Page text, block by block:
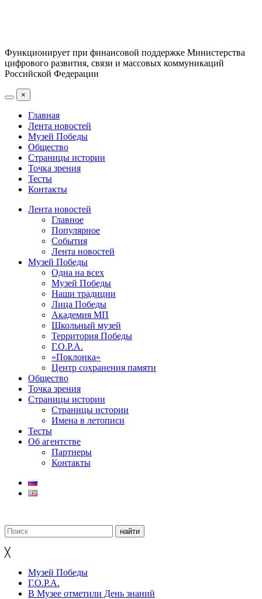
Функционирует при финансовой поддержке Министерства
цифрового развития, связи и массовых коммуникаций
Российской Федерации
×
Главная
Лента новостей
Музей Победы
Общество
Страницы истории
Точка зрения
Тесты
Контакты
Лента новостей
Главное
Популярное
События
Лента новостей
Музей Победы
Одна на всех
Музей Победы
Наши традиции
Лица Победы
Академия МП
Школьный музей
Территория Победы
Г.О.Р.А.
«Поклонка»
Центр сохранения памяти
Общество
Точка зрения
Страницы истории
Страницы истории
Имена в летописи
Тесты
Об агентстве
Партнеры
Контакты
╳
Музей Победы
Г.О.Р.А.
В Музее отметили День знаний